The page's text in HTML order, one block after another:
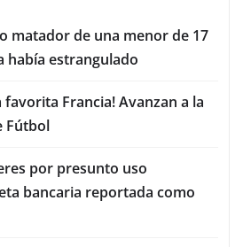
matador de una menor de 17
había estrangulado
favorita Francia! Avanzan a la
Fútbol
por presunto uso
bancaria reportada como